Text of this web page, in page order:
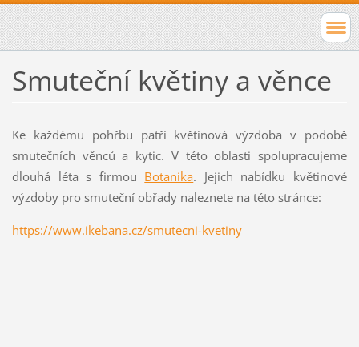
Smuteční květiny a věnce
Ke každému pohřbu patří květinová výzdoba v podobě
smutečních věnců a kytic. V této oblasti spolupracujeme
dlouhá léta s firmou Botanika. Jejich nabídku květinové
výzdoby pro smuteční obřady naleznete na této stránce:
https://www.ikebana.cz/smutecni-kvetiny